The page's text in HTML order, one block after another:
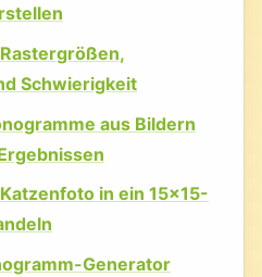
Schwierigkeit
aus Bildern
in ein 15×15-
Generator